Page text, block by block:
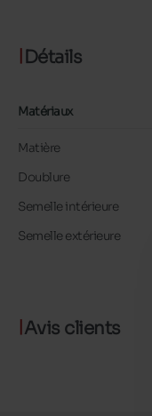
Détails
Matériaux
Matière
Doublure
Semelle intérieure
Semelle extérieure
Avis clients